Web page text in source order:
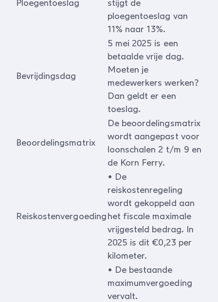
Ploegentoeslag
stijgt de
ploegentoeslag van
11% naar 13%.
Bevrijdingsdag
5 mei 2025 is een
betaalde vrije dag.
Moeten je
medewerkers werken?
Dan geldt er een
toeslag.
Beoordelingsmatrix
De beoordelingsmatrix
wordt aangepast voor
loonschalen 2 t/m 9 en
de Korn Ferry.
Reiskostenvergoeding
• De
reiskostenregeling
wordt gekoppeld aan
het fiscale maximale
vrijgesteld bedrag. In
2025 is dit €0,23 per
kilometer.
• De bestaande
maximumvergoeding
vervalt.